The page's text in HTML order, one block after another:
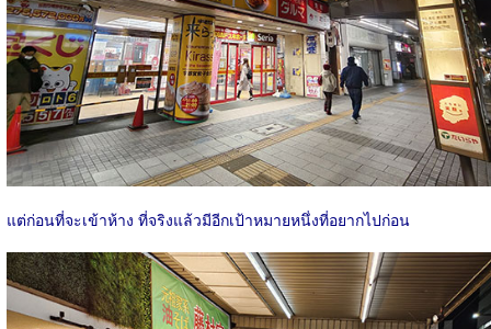
แต่ก่อนที่จะเข้าห้าง ที่จริงแล้วมีอีกเป้าหมายหนึ่งที่อยากไปก่อน